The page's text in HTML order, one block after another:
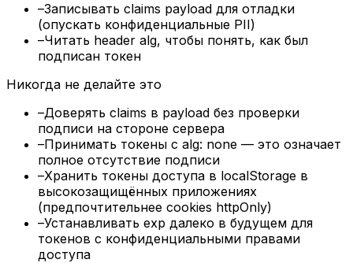
–Записывать claims payload для отладки
(опускать конфиденциальные PII)
–Читать header alg, чтобы понять, как был
подписан токен
Никогда не делайте это
–Доверять claims в payload без проверки
подписи на стороне сервера
–Принимать токены с alg: none — это означает
полное отсутствие подписи
–Хранить токены доступа в localStorage в
высокозащищённых приложениях
(предпочтительнее cookies httpOnly)
–Устанавливать exp далеко в будущем для
токенов с конфиденциальными правами
доступа